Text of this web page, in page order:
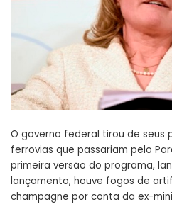
O governo federal tirou de seus
ferrovias que passariam pelo
primeira versão do programa,
lançamento, houve fogos de
champagne por conta da ex-